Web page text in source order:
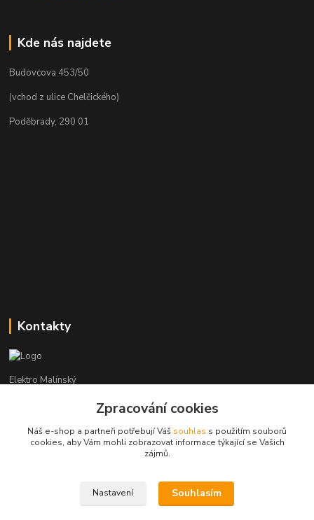
Kde nás najdete
Budovcova 453/50
(vchod z ulice Chelčického)
Poděbrady, 290 01
Kontakty
Elektro Malínský
+420 608 255 160
(Po-Čt - 8:30-16:00, Pá - 8:30-14:00)
Zpracování cookies
Náš e-shop a partneři potřebují Váš souhlas s použitím souborů
cookies, aby Vám mohli zobrazovat informace týkající se Vašich
zájmů.
Nastavení Souhlasím